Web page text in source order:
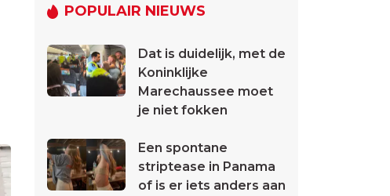
POPULAIR NIEUWS
Dat is duidelijk, met de
Koninklijke
Marechaussee moet
je niet fokken
Een spontane
striptease in Panama
of is er iets anders aan